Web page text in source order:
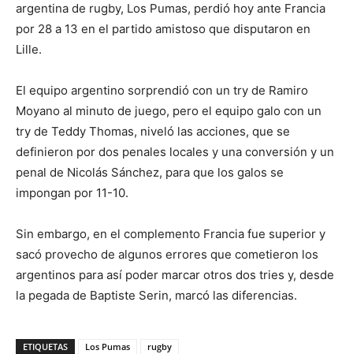
argentina de rugby, Los Pumas, perdió hoy ante Francia
por 28 a 13 en el partido amistoso que disputaron en
Lille.
El equipo argentino sorprendió con un try de Ramiro
Moyano al minuto de juego, pero el equipo galo con un
try de Teddy Thomas, niveló las acciones, que se
definieron por dos penales locales y una conversión y un
penal de Nicolás Sánchez, para que los galos se
impongan por 11-10.
Sin embargo, en el complemento Francia fue superior y
sacó provecho de algunos errores que cometieron los
argentinos para así poder marcar otros dos tries y, desde
la pegada de Baptiste Serin, marcó las diferencias.
ETIQUETAS Los Pumas rugby